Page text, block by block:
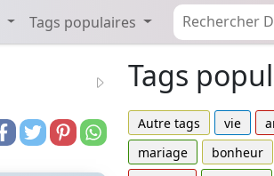
Tags populaires
Tags
Autre tags vie
mariage
bonheur